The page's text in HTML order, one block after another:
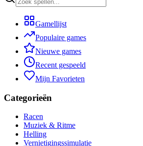
Gamellijst
Populaire games
Nieuwe games
Recent gespeeld
Mijn Favorieten
Categorieën
Racen
Muziek & Ritme
Helling
Vernietigingssimulatie